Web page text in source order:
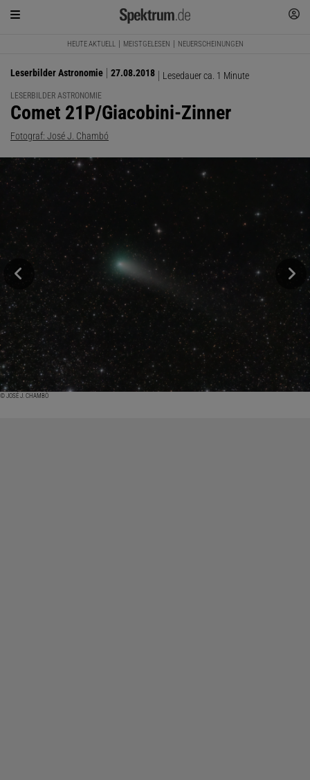
HEUTE AKTUELL MEISTGELESEN NEUERSCHEINUNGEN
Leserbilder Astronomie 27.08.2018 Lesedauer ca. 1 Minute
LESERBILDER ASTRONOMIE
:
Comet 21P/Giacobini-Zinner
Fotograf: José J. Chambó
© JOSÉ J. CHAMBÓ